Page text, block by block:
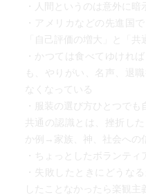
・人間というのは意外に暗
・アメリカなどの先進国
「自己評価の増大」と「共
・かつては食べてゆけれ
も、やりがい、名声、退
なくなっている
・服装の選び方ひとつでも
共通の認識とは、挫折し
か例→家族、神、社会への
・ちょっとしたボランティ
・失敗したときにどうな
したことなかったら楽観主